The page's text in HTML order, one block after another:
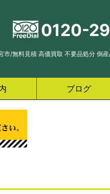
0120-
/無料見積 高価買取 不要品処分 倒産
ブログ